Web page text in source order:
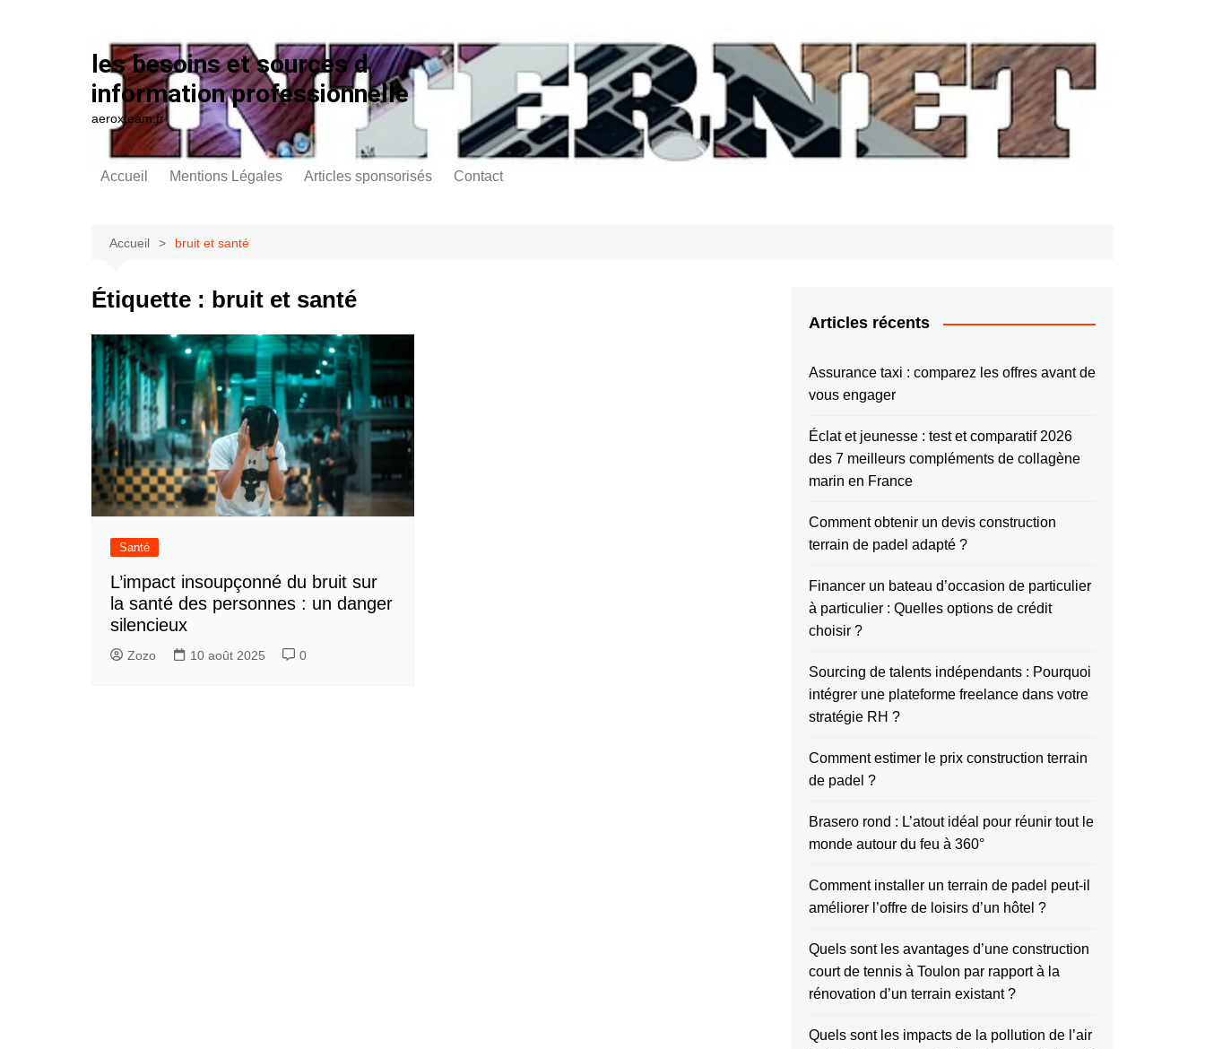
les besoins et sources d
information professionnelle
aeroxteam.fr
Accueil Mentions Légales Articles sponsorisés Contact
Accueil bruit et santé
Étiquette : bruit et santé
Santé
L’impact insoupçonné du bruit sur
la santé des personnes : un danger
silencieux
Zozo 10 août 2025 0
Articles récents
Assurance taxi : comparez les offres avant de
vous engager
Éclat et jeunesse : test et comparatif 2026
des 7 meilleurs compléments de collagène
marin en France
Comment obtenir un devis construction
terrain de padel adapté ?
Financer un bateau d’occasion de particulier
à particulier : Quelles options de crédit
choisir ?
Sourcing de talents indépendants : Pourquoi
intégrer une plateforme freelance dans votre
stratégie RH ?
Comment estimer le prix construction terrain
de padel ?
Brasero rond : L’atout idéal pour réunir tout le
monde autour du feu à 360°
Comment installer un terrain de padel peut-il
améliorer l’offre de loisirs d’un hôtel ?
Quels sont les avantages d’une construction
court de tennis à Toulon par rapport à la
rénovation d’un terrain existant ?
Quels sont les impacts de la pollution de l’air